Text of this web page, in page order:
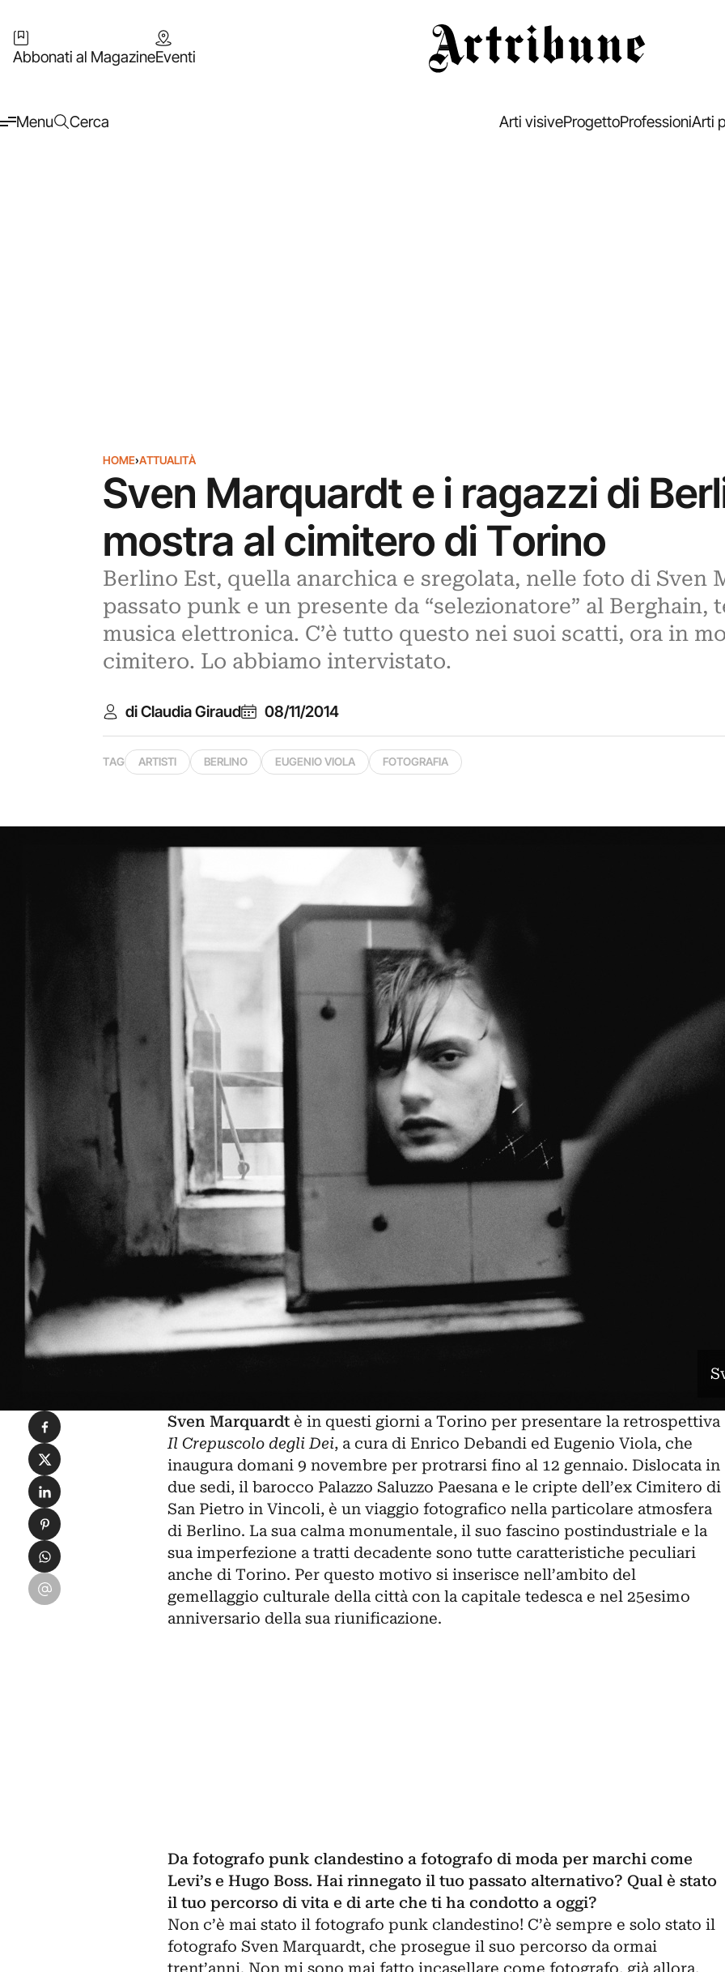
Abbonati al MagazineEventi
Menu Cerca Arti visiveProgettoProfessioniArti
HOME›ATTUALITÀ
Sven Marquardt e i ragazzi di
mostra al cimitero di Torino
Berlino Est, quella anarchica e sregolata, nelle foto di Sven
passato punk e un presente da “selezionatore” al Berghain,
musica elettronica. C’è tutto questo nei suoi scatti, ora in
cimitero. Lo abbiamo intervistato.
di Claudia Giraud 08/11/2014
TAG ARTISTI BERLINO EUGENIO VIOLA FOTOGRAFIA
Sven Marquardtè in questi giorni a Torino per presentare la retrospettiva
Il Crepuscolo degli Dei, a cura di Enrico Debandi ed Eugenio Viola, che
inaugura domani 9 novembre per protrarsi fino al 12 gennaio. Dislocata in
due sedi, il barocco Palazzo Saluzzo Paesana e le cripte dell’ex Cimitero di
San Pietro in Vincoli, è un viaggio fotografico nella particolare atmosfera
di Berlino. La sua calma monumentale, il suo fascino postindustriale e la
sua imperfezione a tratti decadente sono tutte caratteristiche peculiari
anche di Torino. Per questo motivo si inserisce nell’ambito del
gemellaggio culturale della città con la capitale tedesca e nel 25esimo
anniversario della sua riunificazione.
Da fotografo punk clandestino a fotografo di moda per marchi come
Levi’s e Hugo Boss. Hai rinnegato il tuo passato alternativo? Qual è stato
il tuo percorso di vita e di arte che ti ha condotto a oggi?
Non c’è mai stato il fotografo punk clandestino! C’è sempre e solo stato il
fotografo Sven Marquardt, che prosegue il suo percorso da ormai
Condividi su Facebook
Condividi su X
Condividi su LinkedIn
Condividi su Pinterest
Condividi su WhatsApp
Condividi su Email